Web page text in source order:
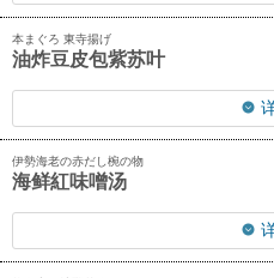
本まぐろ 東寺揚げ
油炸豆皮包紫苏叶
伊勢海老の赤だし椀の物
海鲜紅味噌汤